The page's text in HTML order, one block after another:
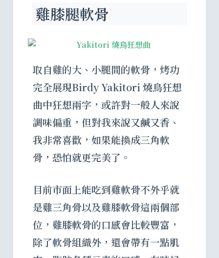
雞膝腿軟骨
取自雞的大、小腿間的軟骨，烤功
完全展現Birdy Yakitori 燒鳥狂想
曲中狂想兩字，或許對一般人來說
調味偏重，但對我來說又鹹又香、
我非常喜歡，如果能換成三角軟
骨，恐怕就更完美了。
目前市面上能吃到雞軟骨不外乎就
是雞三角骨以及雞膝軟骨這兩個部
位，雞膝軟骨的口感會比較豐富，
除了軟骨組織外，還會帶有一點肌